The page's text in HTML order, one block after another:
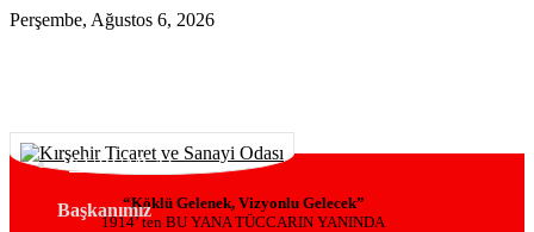
Perşembe, Ağustos 6, 2026
“Köklü Gelenek, Vizyonlu Gelecek”
1914’ ten BU YANA TÜCCARIN YANINDA
KURUMSAL
Başkanımız